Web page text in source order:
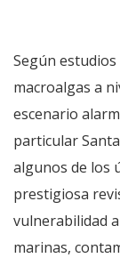
Según estudios
macroalgas a
escenario
particular
algunos de los
prestigiosa
vulnerabilidad
marinas,